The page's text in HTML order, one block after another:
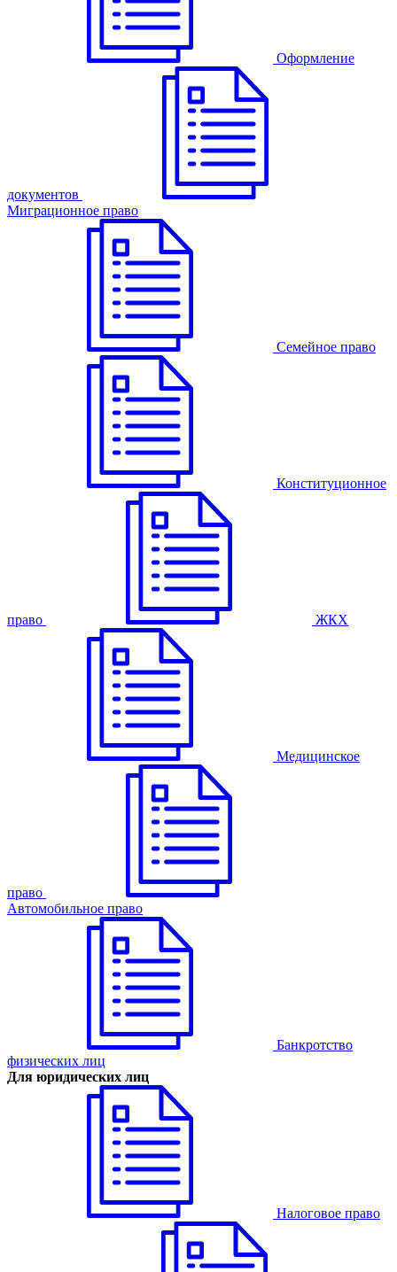
Оформление
документов
Миграционное право
Семейное право
Конституционное
право ЖКХ
Медицинское
право
Автомобильное право
Банкротство
физических лиц
Для юридических лиц
Налоговое право